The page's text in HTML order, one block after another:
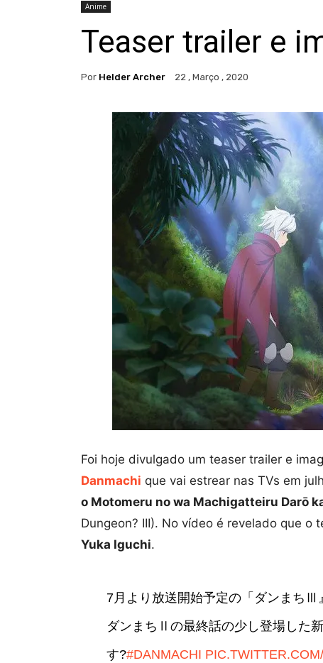
Anime
Teaser trailer e
Por Helder Archer 22 , Março , 2020
Foi hoje divulgado um teaser trailer e
Danmachi que vai estrear nas TVs em
o Motomeru no wa Machigatteiru Darō
Dungeon? III). No vídeo é revelado que
Yuka Iguchi.
7月より放送開始予定の「ダンまちⅢ
ダンまちⅡの最終話の少し登場した
す?#DANMACHI